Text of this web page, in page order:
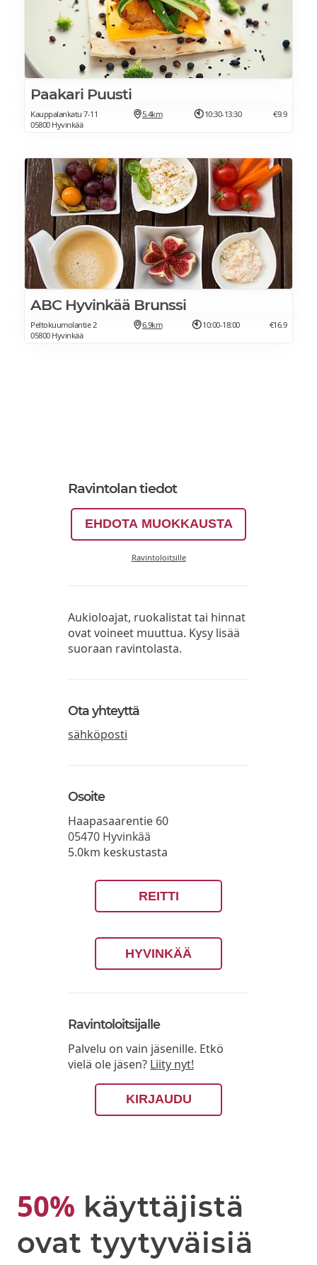
Paakari Puusti
Kauppalankatu 7-11
05800 Hyvinkää
5.4km 10:30-13:30 €9.9
ABC Hyvinkää Brunssi
Peltokuumolantie 2
05800 Hyvinkää
6.9km 10:00-18:00 €16.9
Ravintolan tiedot
EHDOTA MUOKKAUSTA
Ravintoloitsille
Aukioloajat, ruokalistat tai hinnat
ovat voineet muuttua. Kysy lisää
suoraan ravintolasta.
Ota yhteyttä
sähköposti
Osoite
Haapasaarentie 60
05470 Hyvinkää
5.0km keskustasta
REITTI
HYVINKÄÄ
Ravintoloitsijalle
Palvelu on vain jäsenille. Etkö
vielä ole jäsen? Liity nyt!
KIRJAUDU
50% käyttäjistä
ovat tyytyväisiä